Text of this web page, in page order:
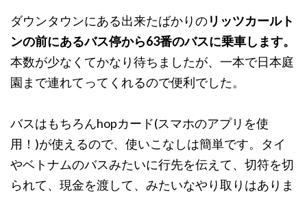
ダウンタウンにある出来たばかりのリッツカールト
ンの前にあるバス停から63番のバスに乗車します。
本数が少なくてかなり待ちましたが、一本で日本庭
園まで連れてってくれるので便利でした。
バスはもちろんhopカード(スマホのアプリを使
用！)が使えるので、使いこなしは簡単です。タイ
やベトナムのバスみたいに行先を伝えて、切符を切
られて、現金を渡して、みたいなやり取りはありま